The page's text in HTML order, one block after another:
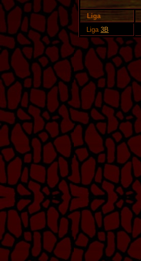
Liga
Liga 3B